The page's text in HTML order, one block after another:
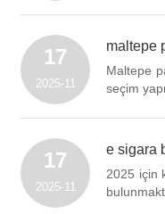
17
2025-11
maltepe
Maltepe
seçim
17
2025-11
e sigara
2025 için